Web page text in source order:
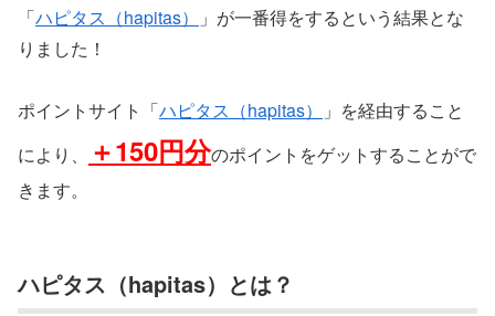
「ハピタス（hapitas）
」が一番得をするという結果とな
りました！
ポイントサイト「ハピタス（hapitas）
」を経由すること
により、
＋150円分のポイントをゲットすることがで
きます。
ハピタス（hapitas）とは？